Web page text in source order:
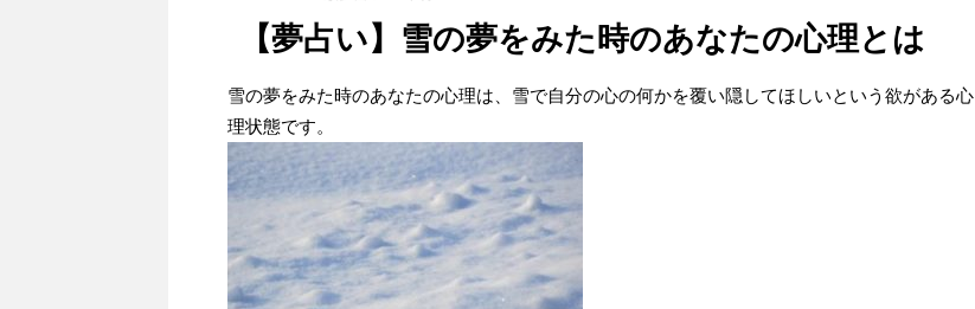
【夢占い】雪の夢をみた時のあなたの心理とは
雪の夢をみた時のあなたの心理は、雪で自分の心の何かを覆い隠してほしいという欲がある心
理状態です。